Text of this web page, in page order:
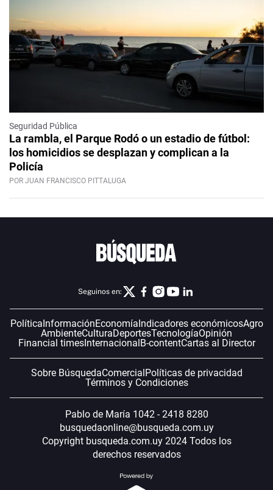
Seguridad Pública
La rambla, el Parque Rodó o un estadio de fútbol:
los homicidios se desplazan y complican a la
Policía
POR JUAN FRANCISCO PITTALUGA
Seguinos en:
Política InformaciónEconomía Indicadores económicosAgro
AmbienteCulturaDeportesTecnologíaOpinión
Financial timesInternacional B-contentCartas al Director
Sobre BúsquedaComercial Políticas de privacidad
Términos y Condiciones
Pablo de María 1042 - 2418 8280
busquedaonline@busqueda.com.uy
Copyright busqueda.com.uy 2024 Todos los
derechos reservados